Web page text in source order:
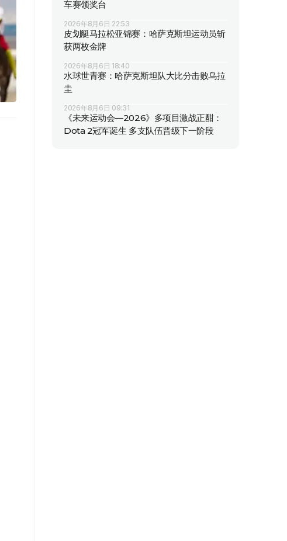
车赛领奖台
2026年8月6日 22:53
皮划艇马拉松亚锦赛：哈萨克斯坦运动员斩
获两枚金牌
2026年8月6日 18:40
水球世青赛：哈萨克斯坦队大比分击败乌拉
圭
2026年8月6日 09:31
《未来运动会—2026》多项目激战正酣：
Dota 2冠军诞生 多支队伍晋级下一阶段